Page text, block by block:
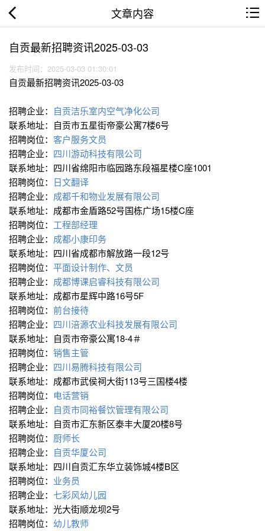
文章内容
自贡最新招聘资讯2025-03-03
发布时间：2025-03-03 01:30:01
自贡最新招聘资讯2025-03-03
招聘企业： 自贡洁乐室内空气净化公司
联系地址：自贡市五星街帝豪公寓7楼6号
招聘岗位： 客户服务文员
招聘企业： 四川游动科技有限公司
联系地址：四川省绵阳市临园路东段福星楼C座1001
招聘岗位： 日文翻译
招聘企业： 成都千和物业发展有限公司
联系地址：成都市金盾路52号国栋广场15楼C座
招聘岗位： 工程部经理
招聘企业： 成都小康印务
联系地址：四川省成都市解放路一段12号
招聘岗位： 平面设计制作、文员
招聘企业： 成都博课启睿科技有限公司
联系地址：成都市星辉中路16号5F
招聘岗位： 前台接待
招聘企业： 四川涪源农业科技发展有限公司
联系地址：自贡市帝豪公寓18-4＃
招聘岗位： 销售主管
招聘企业： 四川易腾科技有限公司
联系地址：成都市武侯祠大街113号三国楼4楼
招聘岗位： 电话营销
招聘企业： 自贡市同裕餐饮管理有限公司
联系地址：自贡市汇东新区泰丰大厦20楼8号
招聘岗位： 厨师长
招聘企业： 自贡华厦公司
联系地址：四川自贡汇东华立装饰城4楼B区
招聘岗位： 业务员
招聘企业： 七彩风幼儿园
联系地址：光大街顺龙坝2号
招聘岗位： 幼儿教师